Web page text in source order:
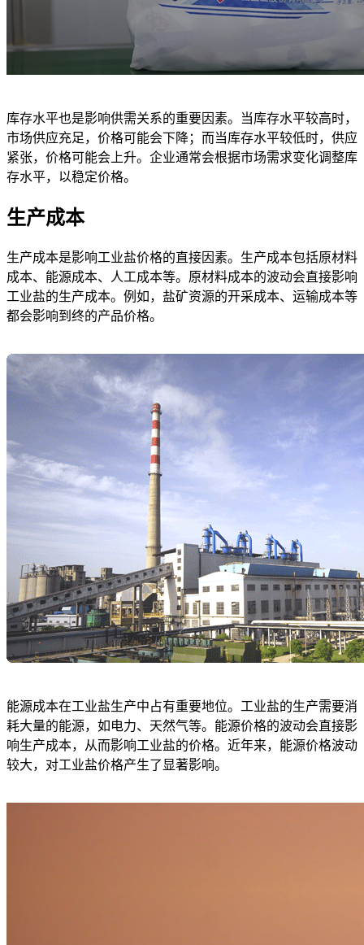
库存水平也是影响供需关系的重要因素。当库存水平较高时，
市场供应充足，价格可能会下降；而当库存水平较低时，供应
紧张，价格可能会上升。企业通常会根据市场需求变化调整库
存水平，以稳定价格。
生产成本
生产成本是影响工业盐价格的直接因素。生产成本包括原材料
成本、能源成本、人工成本等。原材料成本的波动会直接影响
工业盐的生产成本。例如，盐矿资源的开采成本、运输成本等
都会影响到终的产品价格。
能源成本在工业盐生产中占有重要地位。工业盐的生产需要消
耗大量的能源，如电力、天然气等。能源价格的波动会直接影
响生产成本，从而影响工业盐的价格。近年来，能源价格波动
较大，对工业盐价格产生了显著影响。